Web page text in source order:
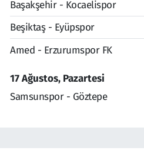
Başakşehir - Kocaelispor
Beşiktaş - Eyüpspor
Amed - Erzurumspor FK
17 Ağustos, Pazartesi
Samsunspor - Göztepe